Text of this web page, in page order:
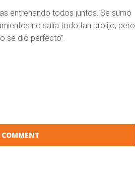
entrenando todos juntos. Se sumó
no salía todo tan prolijo, pero
se dio perfecto”.